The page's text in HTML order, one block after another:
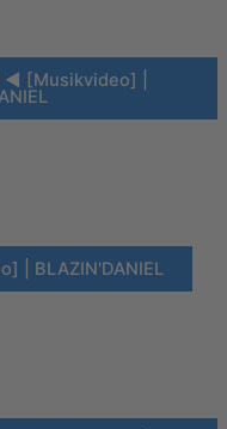
◄ [Musikvideo] |
| BLAZIN'DANIEL